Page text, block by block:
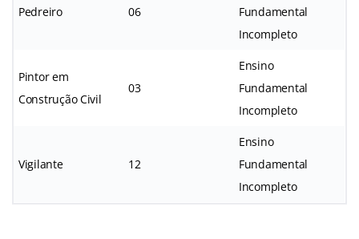
Pedreiro 06
Fundamental
Incompleto
Pintor em
Construção Civil
03
Ensino
Fundamental
Incompleto
Vigilante 12
Ensino
Fundamental
Incompleto